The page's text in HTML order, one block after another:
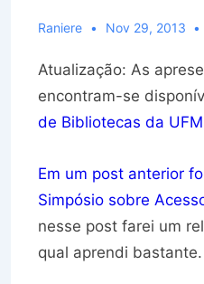
Raniere Nov 29, 2013
Atualização: As
encontram-se
de Bibliotecas da
Em um post anterior
Simpósio sobre
nesse post farei um
qual aprendi bastante.